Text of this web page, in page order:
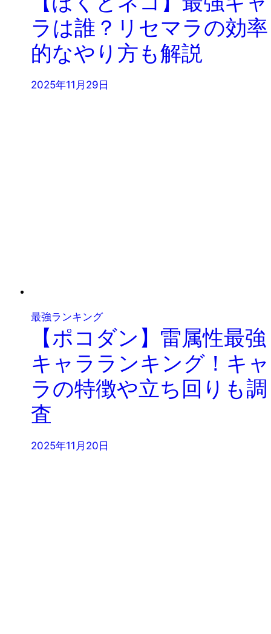
ラは誰？リセマラの効率
的なやり方も解説
2025年11月29日
最強ランキング
【ポコダン】雷属性最強
キャラランキング！キャ
ラの特徴や立ち回りも調
査
2025年11月20日